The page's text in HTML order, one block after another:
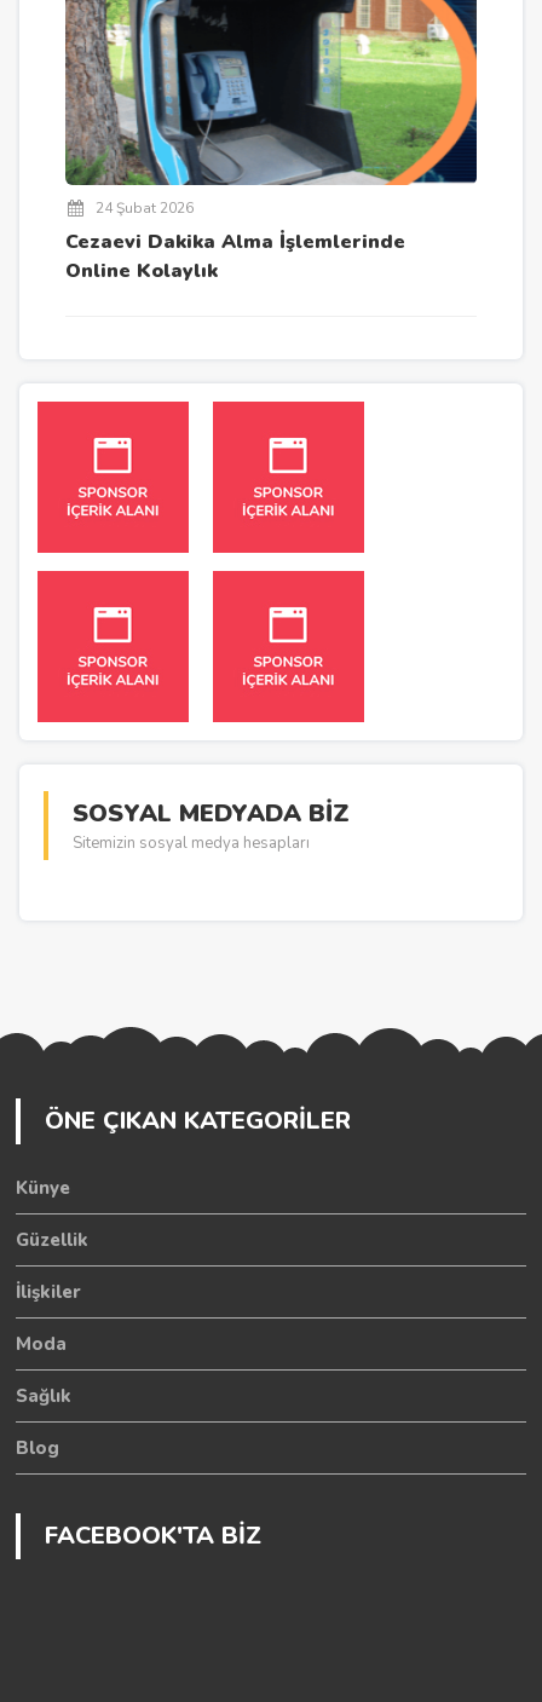
24 Şubat 2026
Cezaevi Dakika Alma İşlemlerinde
Online Kolaylık
SOSYAL MEDYADA BİZ
Sitemizin sosyal medya hesapları
ÖNE ÇIKAN KATEGORİLER
Künye
Güzellik
İlişkiler
Moda
Sağlık
Blog
FACEBOOK'TA BİZ